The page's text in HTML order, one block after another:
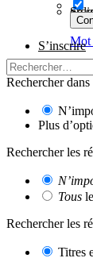
Se
Non
Mot
S’inscrire
Rechercher dans
Plus
Rechercher les
Tous
Rechercher les
Titres